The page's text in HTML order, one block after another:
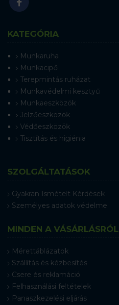
KATEGÓRIA
Munkaruha
Munkacipő
Terepmintás ruházat
Munkavédelmi kesztyű
Munkaeszközök
Jelzőeszközök
Védőeszközök
Tisztítás és higiénia
SZOLGÁLTATÁSOK
Gyakran Ismételt Kérdések
Személyes adatok védelme
MINDEN A VÁSÁRLÁSRÓL
Mérettáblázatok
Szállítás és kézbesítés
Csere és reklamáció
Felhasználási feltételek
Panaszkezelési eljárás